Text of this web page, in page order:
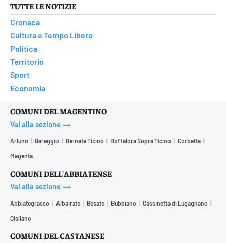
TUTTE LE NOTIZIE
Cronaca
Cultura e Tempo Libero
Politica
Territorio
Sport
Economia
COMUNI DEL MAGENTINO
Vai alla sezione
Arluno Bareggio Bernate Ticino Boffalora Sopra Ticino Corbetta
Magenta
COMUNI DELL'ABBIATENSE
Vai alla sezione
Abbiategrasso Albairate Besate Bubbiano Cassinetta di Lugagnano
Cisliano
COMUNI DEL CASTANESE